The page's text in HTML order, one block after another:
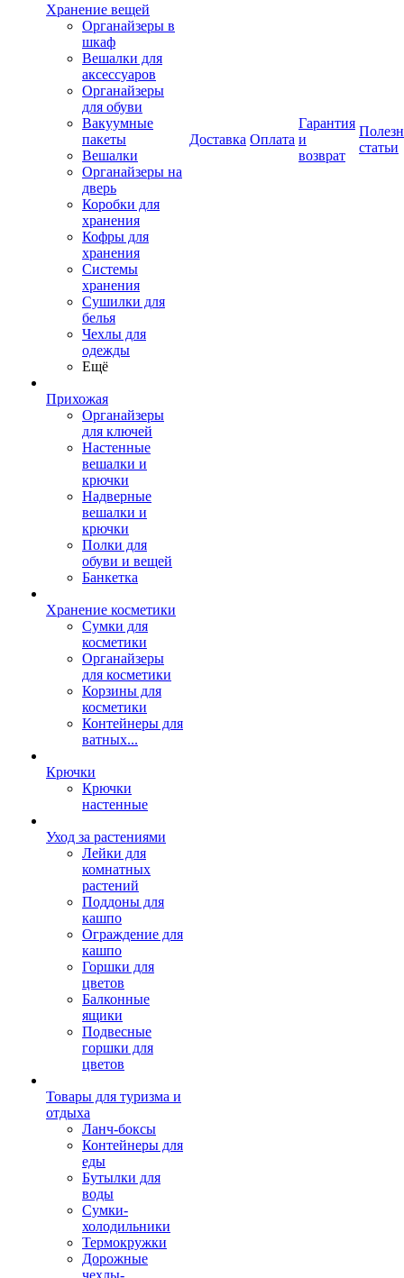
Хранение вещей
Органайзеры в
шкаф
Вешалки для
аксессуаров
Органайзеры
для обуви
Вакуумные
пакеты
Вешалки
Органайзеры на
дверь
Коробки для
хранения
Кофры для
хранения
Системы
хранения
Сушилки для
белья
Чехлы для
одежды
Ещё
Прихожая
Органайзеры
для ключей
Настенные
вешалки и
крючки
Надверные
вешалки и
крючки
Полки для
обуви и вещей
Банкетка
Хранение косметики
Сумки для
косметики
Органайзеры
для косметики
Корзины для
косметики
Контейнеры для
ватных...
Крючки
Крючки
настенные
Уход за растениями
Лейки для
комнатных
растений
Поддоны для
кашпо
Ограждение для
кашпо
Горшки для
цветов
Балконные
ящики
Подвесные
горшки для
цветов
Товары для туризма и
отдыха
Ланч-боксы
Контейнеры для
еды
Бутылки для
воды
Сумки-
холодильники
Термокружки
Дорожные
чехлы-
Доставка Оплата
Гарантия
и
возврат
статьи